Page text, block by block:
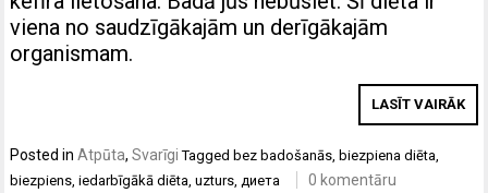
viena no saudzīgākajām un derīgākajām
organismam.
LASĪT VAIRĀK
Posted inAtpūta,Svarīgi Tagged bez badošanās, biezpiena diēta,
biezpiens,iedarbīgākā diēta,uzturs,диета 0 komentāru